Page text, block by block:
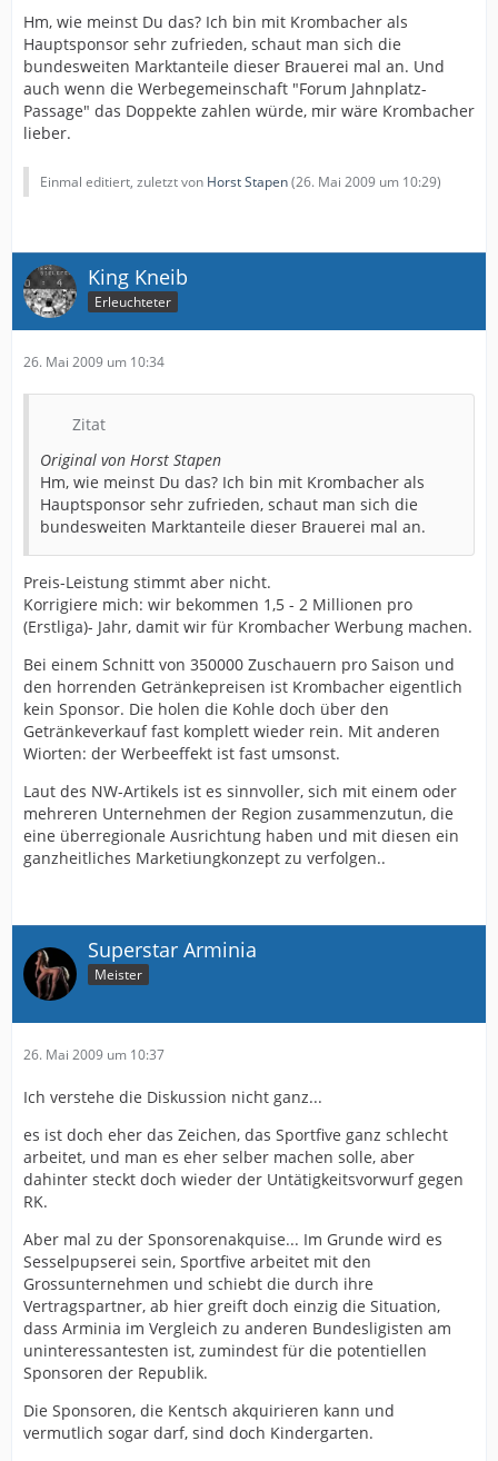
Hm, wie meinst Du das? Ich bin mit Krombacher als
Hauptsponsor sehr zufrieden, schaut man sich die
bundesweiten Marktanteile dieser Brauerei mal an. Und
auch wenn die Werbegemeinschaft "Forum Jahnplatz-
Passage" das Doppekte zahlen würde, mir wäre Krombacher
lieber.
Einmal editiert, zuletzt von Horst Stapen(26. Mai 2009 um 10:29)
King Kneib
Erleuchteter
26. Mai 2009 um 10:34
Zitat
Original von Horst Stapen
Hm, wie meinst Du das? Ich bin mit Krombacher als
Hauptsponsor sehr zufrieden, schaut man sich die
bundesweiten Marktanteile dieser Brauerei mal an.
Preis-Leistung stimmt aber nicht.
Korrigiere mich: wir bekommen 1,5 - 2 Millionen pro
(Erstliga)- Jahr, damit wir für Krombacher Werbung machen.
Bei einem Schnitt von 350000 Zuschauern pro Saison und
den horrenden Getränkepreisen ist Krombacher eigentlich
kein Sponsor. Die holen die Kohle doch über den
Getränkeverkauf fast komplett wieder rein. Mit anderen
Wiorten: der Werbeeffekt ist fast umsonst.
Laut des NW-Artikels ist es sinnvoller, sich mit einem oder
mehreren Unternehmen der Region zusammenzutun, die
eine überregionale Ausrichtung haben und mit diesen ein
ganzheitliches Marketiungkonzept zu verfolgen..
Superstar Arminia
Meister
26. Mai 2009 um 10:37
Ich verstehe die Diskussion nicht ganz...
es ist doch eher das Zeichen, das Sportfive ganz schlecht
arbeitet, und man es eher selber machen solle, aber
dahinter steckt doch wieder der Untätigkeitsvorwurf gegen
RK.
Aber mal zu der Sponsorenakquise... Im Grunde wird es
Sesselpupserei sein, Sportfive arbeitet mit den
Grossunternehmen und schiebt die durch ihre
Vertragspartner, ab hier greift doch einzig die Situation,
dass Arminia im Vergleich zu anderen Bundesligisten am
uninteressantesten ist, zumindest für die potentiellen
Sponsoren der Republik.
Die Sponsoren, die Kentsch akquirieren kann und
vermutlich sogar darf, sind doch Kindergarten.